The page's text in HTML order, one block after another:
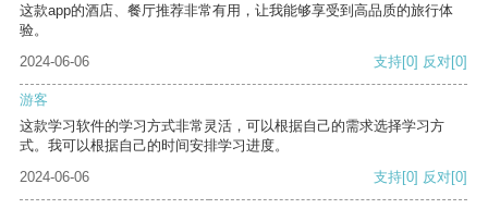
这款app的酒店、餐厅推荐非常有用，让我能够享受到高品质的旅行体
验。
2024-06-06
支持[0] 反对[0]
游客
这款学习软件的学习方式非常灵活，可以根据自己的需求选择学习方
式。我可以根据自己的时间安排学习进度。
2024-06-06
支持[0] 反对[0]